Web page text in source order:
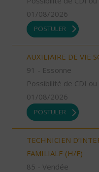
01/08/2026
POSTULER
AUXILIAIRE DE VIE
91 - Essonne
Possibilité de CDI ou
01/08/2026
POSTULER
TECHNICIEN
FAMILIALE (H/F)
85 - Vendée